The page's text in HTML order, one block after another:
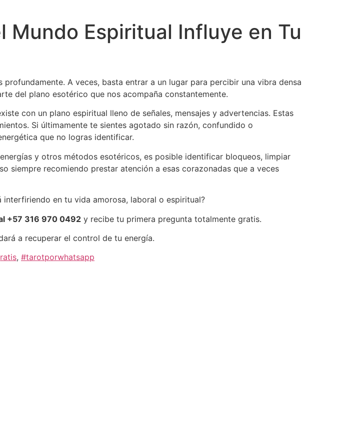
Mundo Espiritual Influye en Tu
A veces, basta entrar a un lugar para percibir una vibra densa
del plano esotérico que nos acompaña constantemente.
con un plano espiritual lleno de señales, mensajes y advertencias. Estas
Si últimamente te sientes agotado sin razón, confundido o
que no logras identificar.
y otros métodos esotéricos, es posible identificar bloqueos, limpiar
siempre recomiendo prestar atención a esas corazonadas que a veces
interfiriendo en tu vida amorosa, laboral o espiritual?
+57 316 970 0492 y recibe tu primera pregunta totalmente gratis.
a recuperar el control de tu energía.
, #tarotporwhatsapp